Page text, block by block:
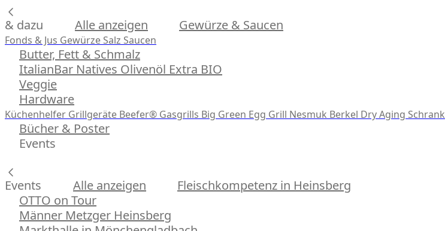
& dazu Alle anzeigen Gewürze & Saucen
Fonds & Jus Gewürze Salz Saucen
Butter, Fett & Schmalz
ItalianBar Natives Olivenöl Extra BIO
Veggie
Hardware
Küchenhelfer Grillgeräte Beefer® Gasgrills Big Green Egg Grill Nesmuk Berkel Dry Aging Schrank
Bücher & Poster
Events
Events Alle anzeigen
Fleischkompetenz in Heinsberg
OTTO on Tour
Männer Metzger Heinsberg